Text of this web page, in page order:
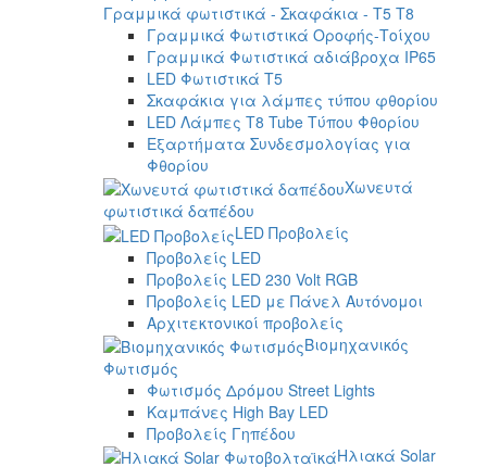
Γραμμικά φωτιστικά - Σκαφάκια - Τ5 T8
Γραμμικά Φωτιστικά Οροφής-Τοίχου
Γραμμικά Φωτιστικά αδιάβροχα IP65
LED Φωτιστικά T5
Σκαφάκια για λάμπες τύπου φθορίου
LED Λάμπες T8 Tube Τύπου Φθορίου
Εξαρτήματα Συνδεσμολογίας για
Φθορίου
Χωνευτά
φωτιστικά δαπέδου
LED Προβολείς
Προβολείς LED
Προβολείς LED 230 Volt RGB
Προβολείς LED με Πάνελ Αυτόνομοι
Αρχιτεκτονικοί προβολείς
Βιομηχανικός
Φωτισμός
Φωτισμός Δρόμου Street Lights
Καμπάνες High Bay LED
Προβολείς Γηπέδου
Ηλιακά Solar